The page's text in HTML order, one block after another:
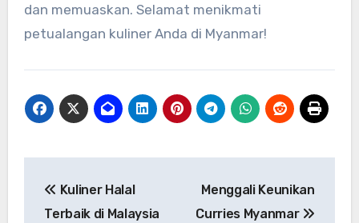
dan memuaskan. Selamat menikmati
petualangan kuliner Anda di Myanmar!
pos
Kuliner Halal
Terbaik di Malaysia
Menggali Keunikan
Curries Myanmar